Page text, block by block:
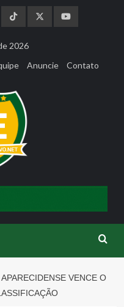
2026
Anuncie Contato
APARECIDENSE VENCE O